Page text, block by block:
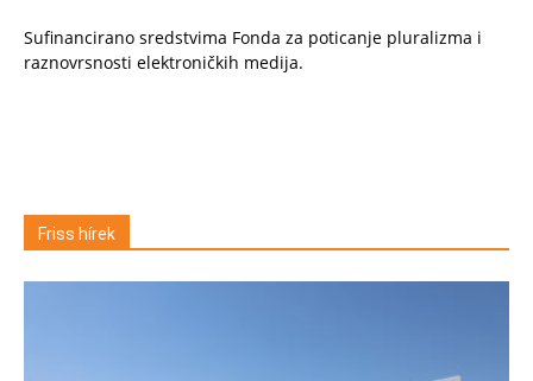
Sufinancirano sredstvima Fonda za poticanje pluralizma i
raznovrsnosti elektroničkih medija.
Friss hírek